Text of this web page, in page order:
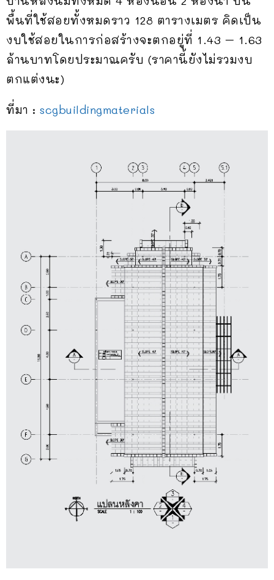
พื้นที่ใช้สอยทั้งหมดราว 128 ตารางเมตร คิดเป็น
งบใช้สอยในการก่อสร้างจะตกอยู่ที่ 1.43 – 1.63
ล้านบาทโดยประมาณครับ (ราคานี้ยังไม่รวมงบ
ตกแต่งนะ)
ที่มา : scgbuildingmaterials